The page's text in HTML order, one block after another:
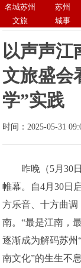
名城苏州 苏州
文旅
城事
以声声江
文旅盛会
学”实践
时间：2025-05-31
昨晚（5月30日
帷幕。自4月30日
方乐音、十方曲
南。“最是江南，
逐渐成为解码苏州
南文化”的生生不息